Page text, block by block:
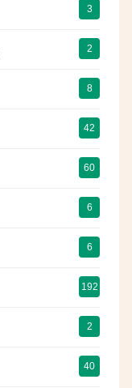
3
2
8
42
60
6
6
192
2
40